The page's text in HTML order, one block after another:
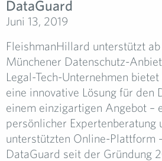
DataGuard
Juni 13, 2019
FleishmanHillard unterstützt
Münchener Datenschutz-
Legal-Tech-Unternehmen
eine innovative Lösung für den
einem einzigartigen Angebot –
persönlicher Expertenberatung
unterstützten Online-Plattform
DataGuard seit der Gründung